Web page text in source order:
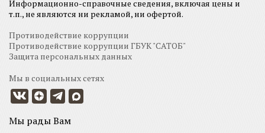
Информационно-справочные сведения, включая цены и
т.п., не являются ни рекламой, ни офертой.
Противодействие коррупции
Противодействие коррупции ГБУК "САТОБ"
Защита персональных данных
Мы в социальных сетях
Мы рады Вам